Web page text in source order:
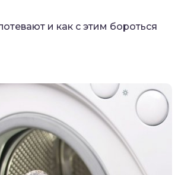
и как с этим бороться